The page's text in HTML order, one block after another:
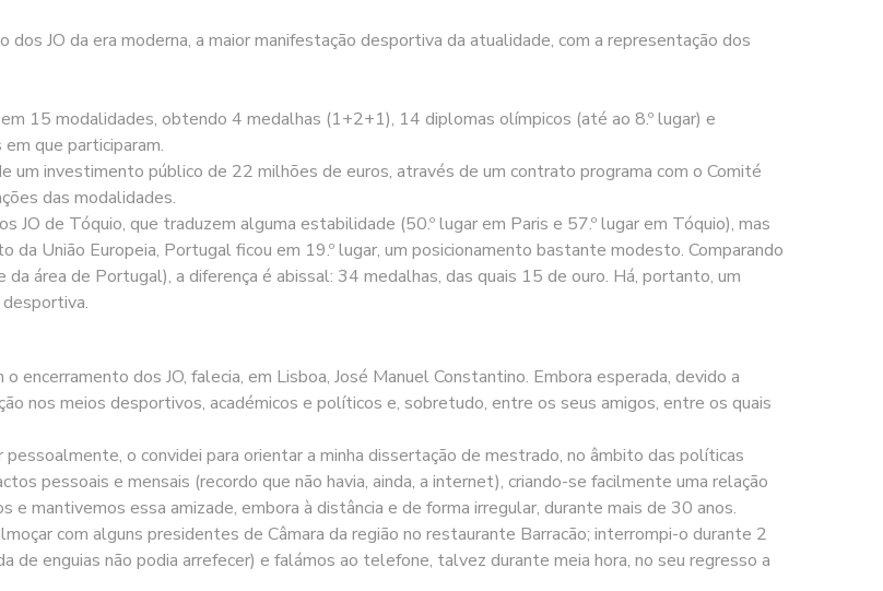
JO da era moderna, a maior manifestação desportiva da atualidade, com a representação dos
15 modalidades, obtendo 4 medalhas (1+2+1), 14 diplomas olímpicos (até ao 8.º lugar) e
que participaram.
um investimento público de 22 milhões de euros, através de um contrato programa com o Comité
das modalidades.
de Tóquio, que traduzem alguma estabilidade (50.º lugar em Paris e 57.º lugar em Tóquio), mas
União Europeia, Portugal ficou em 19.º lugar, um posicionamento bastante modesto. Comparando
área de Portugal), a diferença é abissal: 34 medalhas, das quais 15 de ouro. Há, portanto, um
dos JO, falecia, em Lisboa, José Manuel Constantino. Embora esperada, devido a
nos meios desportivos, académicos e políticos e, sobretudo, entre os seus amigos, entre os quais
o convidei para orientar a minha dissertação de mestrado, no âmbito das políticas
pessoais e mensais (recordo que não havia, ainda, a internet), criando-se facilmente uma relação
e mantivemos essa amizade, embora à distância e de forma irregular, durante mais de 30 anos.
com alguns presidentes de Câmara da região no restaurante Barracão; interrompi-o durante 2
de enguias não podia arrefecer) e falámos ao telefone, talvez durante meia hora, no seu regresso a